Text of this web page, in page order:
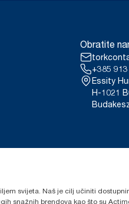
Obratite
+385
Essity
H-1021
svijeta. Naš je cilj učiniti
snažnih brendova kao što su